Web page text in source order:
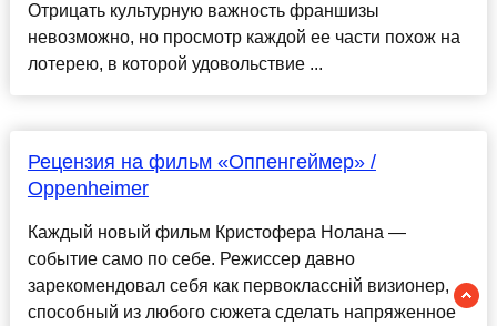
Отрицать культурную важность франшизы
невозможно, но просмотр каждой ее части похож на
лотерею, в которой удовольствие ...
Рецензия на фильм «Оппенгеймер» /
Oppenheimer
Каждый новый фильм Кристофера Нолана —
событие само по себе. Режиссер давно
зарекомендовал себя как первоклассній визионер,
способный из любого сюжета сделать напряженное